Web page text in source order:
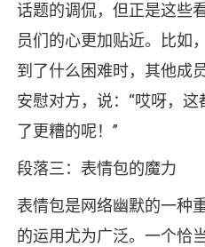
话题的调侃，但正是这些
员们的心更加贴近。比如
到了什么困难时，其他成
安慰对方，说：“哎呀，
了更糟的呢！”
段落三：表情包的魔力
表情包是网络幽默的一种
的运用尤为广泛。一个恰